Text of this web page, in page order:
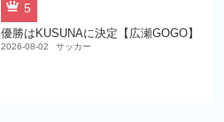
5
優勝はKUSUNAに決定【広瀬GOGO】
2026-08-02 サッカー